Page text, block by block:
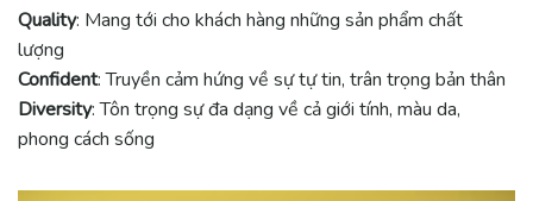
Quality: Mang tới cho khách hàng những sản phẩm chất
lượng
Confident: Truyền cảm hứng về sự tự tin, trân trọng bản thân
Diversity: Tôn trọng sự đa dạng về cả giới tính, màu da,
phong cách sống